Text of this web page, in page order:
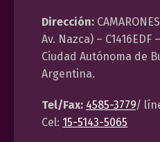
Dirección:
Av. Nazca) –
Ciudad Autónoma de
Argentina.
Tel/Fax: 4585-3779/
Cel: 15-5143-5065